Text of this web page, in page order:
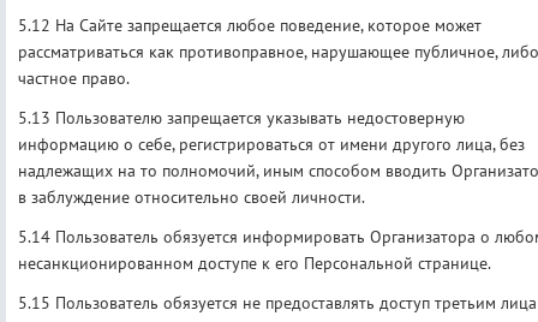
5.12 На Сайте запрещается любое поведение, которое может
рассматриваться как противоправное, нарушающее публичное, либо
частное право.
5.13 Пользователю запрещается указывать недостоверную
информацию о себе, регистрироваться от имени другого лица, без
надлежащих на то полномочий, иным способом вводить
в заблуждение относительно своей личности.
5.14 Пользователь обязуется информировать Организатора о
несанкционированном доступе к его Персональной странице.
5.15 Пользователь обязуется не предоставлять доступ третьим